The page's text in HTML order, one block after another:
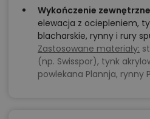
Wykończenie zewnętrzne
elewacja z ociepleniem,
blacharskie, rynny i rury
Zastosowane materiały:
(np. Swisspor), tynk
powlekana Plannja, rynny